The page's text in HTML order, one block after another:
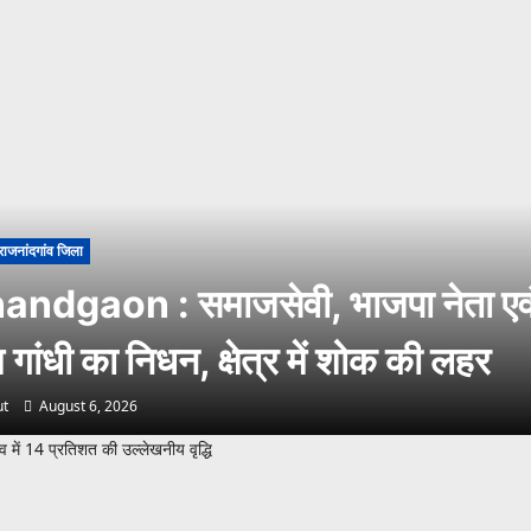
जिला
: समाजसेवी, भाजपा नेता
का निधन, क्षेत्र में शोक की लहर
August 6, 2026